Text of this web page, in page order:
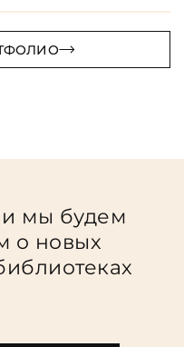
и мы будем
о новых